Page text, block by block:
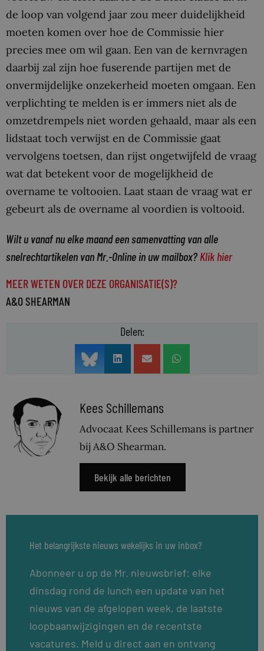
de loop van volgend jaar zou meer duidelijkheid
moeten komen over hoe de Commissie hier
precies mee om wil gaan. Een van de kernvragen
daarbij zal zijn hoe fuserende partijen met de
onvermijdelijke onzekerheid moeten omgaan. Een
verplichting te melden is er immers niet als de
omzetdrempels niet worden gehaald, maar als een
lidstaat toch verwijst en de Commissie gaat
vervolgens toetsen, dan rijst ongetwijfeld de vraag
wat dat betekent voor de mogelijkheid de
overname te voltooien. Laat staan de vraag wat er
gebeurt als de overname al voordien is voltooid.
Wilt u vanaf nu elke maand een samenvatting van alle
snelrechtartikelen van Mr.-Online in uw mailbox? Klik hier
MEER WETEN OVER DEZE ORGANISATIE(S)?
A&O SHEARMAN
Delen:
Kees Schillemans
Advocaat Kees Schillemans is partner
bij A&O Shearman.
Bekijk alle berichten
Het belangrijkste nieuws wekelijks in uw inbox?
Abonneer u op de Mr. nieuwsbrief: elke
dinsdag rond de lunch een update van het
nieuws van de afgelopen week, de laatste
loopbaanwijzigingen en de recentste
vacatures. Meld u direct aan en ontvang